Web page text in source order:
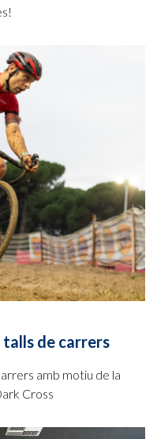
de carrers
amb motiu de la
Cross